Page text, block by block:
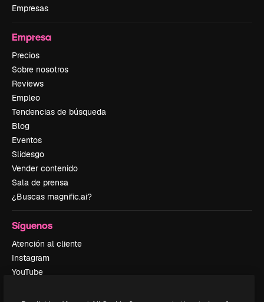
Empresas
Empresa
Precios
Sobre nosotros
Reviews
Empleo
Tendencias de búsqueda
Blog
Eventos
Slidesgo
Vender contenido
Sala de prensa
¿Buscas magnific.ai?
Síguenos
Atención al cliente
Instagram
YouTube